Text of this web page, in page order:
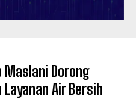
Maslani Dorong
Air Bersih